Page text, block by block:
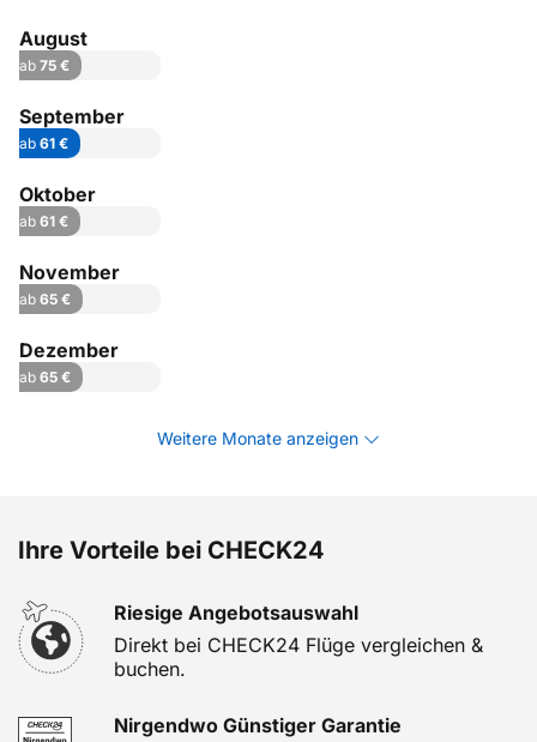
August
ab 75 €
September
ab 61 €
Oktober
ab 61 €
November
ab 65 €
Dezember
ab 65 €
Weitere Monate anzeigen
Ihre Vorteile bei CHECK24
Riesige Angebotsauswahl
Direkt bei CHECK24 Flüge vergleichen &
buchen.
Nirgendwo Günstiger Garantie